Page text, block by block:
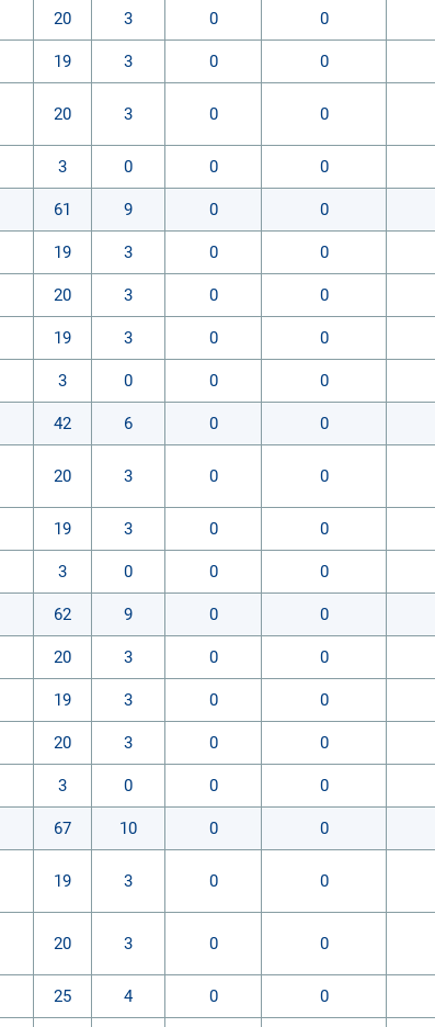
20 3 0 0
19 3 0 0
20 3 0 0
3 0 0 0
61 9 0 0
19 3 0 0
20 3 0 0
19 3 0 0
3 0 0 0
42 6 0 0
20 3 0 0
19 3 0 0
3 0 0 0
62 9 0 0
20 3 0 0
19 3 0 0
20 3 0 0
3 0 0 0
67 10 0 0
19 3 0 0
20 3 0 0
25 4 0 0